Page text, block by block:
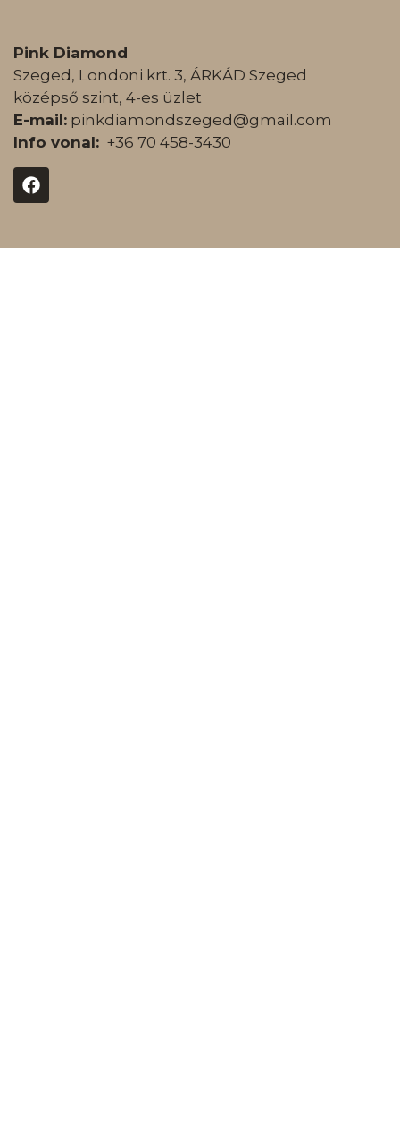
Pink Diamond
Szeged, Londoni krt. 3, ÁRKÁD Szeged
középső szint, 4-es üzlet
E-mail: pinkdiamondszeged@gmail.com
Info vonal: +36 70 458-3430